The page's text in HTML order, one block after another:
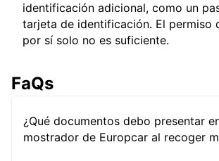
identificación adicional, como un
tarjeta de identificación. El permiso
por sí solo no es suficiente.
FaQs
¿Qué documentos debo presentar
mostrador de Europcar al recoger